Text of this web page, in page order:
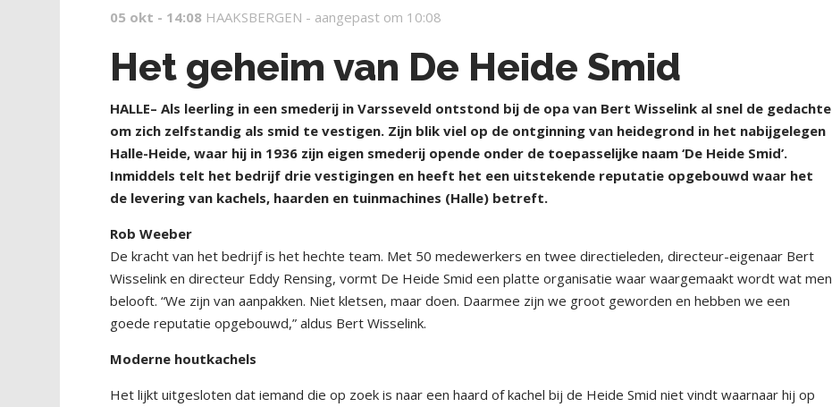
05 okt - 14:08 HAAKSBERGEN - aangepast om 10:08
Het geheim van De Heide Smid
HALLE– Als leerling in een smederij in Varsseveld ontstond bij de opa van Bert Wisselink al snel de gedachte
om zich zelfstandig als smid te vestigen. Zijn blik viel op de ontginning van heidegrond in het nabijgelegen
Halle-Heide, waar hij in 1936 zijn eigen smederij opende onder de toepasselijke naam ‘De Heide Smid’.
Inmiddels telt het bedrijf drie vestigingen en heeft het een uitstekende reputatie opgebouwd waar het
de levering van kachels, haarden en tuinmachines (Halle) betreft.
Rob Weeber
De kracht van het bedrijf is het hechte team. Met 50 medewerkers en twee directieleden, directeur-eigenaar Bert
Wisselink en directeur Eddy Rensing, vormt De Heide Smid een platte organisatie waar waargemaakt wordt wat men
belooft. “We zijn van aanpakken. Niet kletsen, maar doen. Daarmee zijn we groot geworden en hebben we een
goede reputatie opgebouwd,” aldus Bert Wisselink.
Moderne houtkachels
Het lijkt uitgesloten dat iemand die op zoek is naar een haard of kachel bij de Heide Smid niet vindt waarnaar hij op